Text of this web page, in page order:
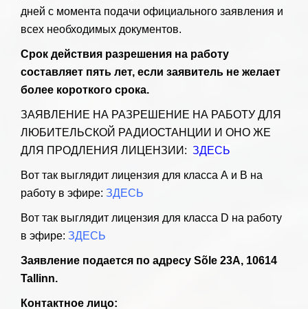
дней с момента подачи официального заявления и
всех необходимых документов.
Срок действия разрешения на работу
составляет пять лет, если заявитель не желает
более короткого срока.
ЗАЯВЛЕНИЕ НА РАЗРЕШЕНИЕ НА РАБОТУ ДЛЯ
ЛЮБИТЕЛЬСКОЙ РАДИОСТАНЦИИ И ОНО ЖЕ
ДЛЯ ПРОДЛЕНИЯ ЛИЦЕНЗИИ: ЗДЕСЬ
Вот так выглядит лицензия для класса А и B на
работу в эфире: ЗДЕСЬ
Вот так выглядит лицензия для класса D на работу
в эфире: ЗДЕСЬ
Заявление подается по адресу Sõle 23А, 10614
Tallinn.
Контактное лицо: